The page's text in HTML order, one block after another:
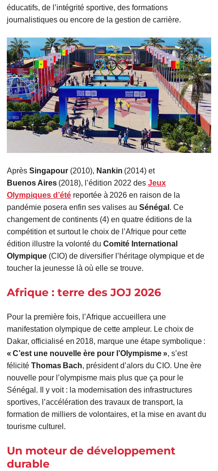
éducatifs, de l’intégrité sportive, des formations
journalistiques ou encore de la gestion de carrière.
Après Singapour(2010), Nankin (2014) et
Buenos Aires(2018), l’édition 2022 des Jeux
Olympiques d’étéreportée à 2026 en raison de la
pandémie posera enfin ses valises au Sénégal . Ce
changement de continents (4) en quatre éditions de la
compétition et surtout le choix de l’Afrique pour cette
édition illustre la volonté du Comité International
Olympique (CIO) de diversifier l’héritage olympique et de
toucher la jeunesse là où elle se trouve.
Afrique : terre des JOJ 2026
Pour la première fois, l’Afrique accueillera une
manifestation olympique de cette ampleur. Le choix de
Dakar, officialisé en 2018, marque une étape symbolique :
« C’est une nouvelle ère pour l’Olympisme », s’est
félicité Thomas Bach, président d’alors du CIO. Une ère
nouvelle pour l’olympisme mais plus que ça pour le
Sénégal. Il y voit : la modernisation des infrastructures
sportives, l’accélération des travaux de transport, la
formation de milliers de volontaires, et la mise en avant du
tourisme culturel.
Un moteur de développement
durable